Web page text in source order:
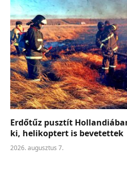
Erdőtűz pusztít
ki, helikoptert is bevetettek
2026. augusztus 7.